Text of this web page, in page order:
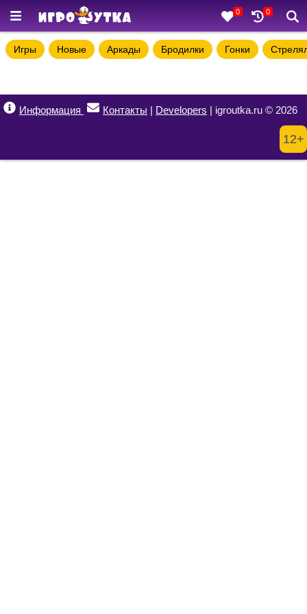
0 0
Игры Новые Аркады Бродилки Гонки
Информация Контакты | Developers | igroutka.ru © 2026
12+